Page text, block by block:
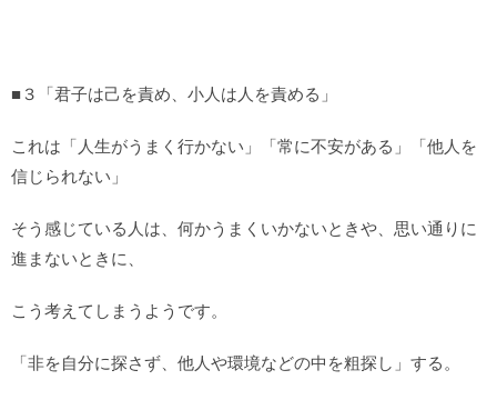
■３「君子は己を責め、小人は人を責める」
これは「人生がうまく行かない」「常に不安がある」「他人を
信じられない」
そう感じている人は、何かうまくいかないときや、思い通りに
進まないときに、
こう考えてしまうようです。
「非を自分に探さず、他人や環境などの中を粗探し」する。